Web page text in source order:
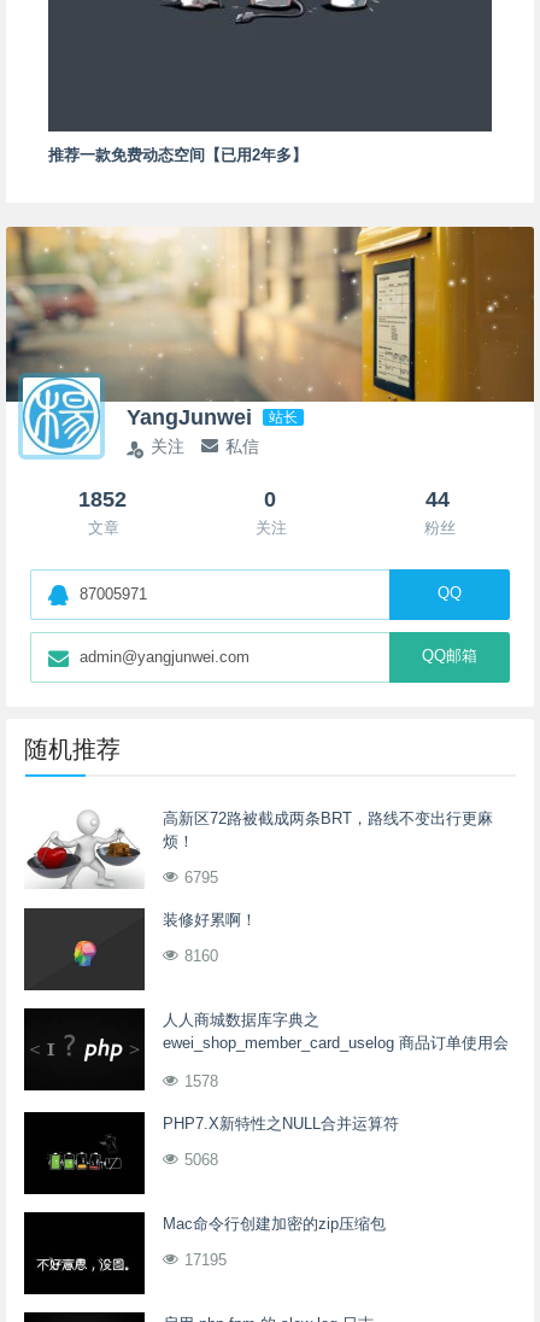
推荐一款免费动态空间【已用2年多】
YangJunwei 站长
关注 私信
1852
文章
0
关注
44
粉丝
87005971 QQ
admin@yangjunwei.com QQ邮箱
随机推荐
高新区72路被截成两条BRT，路线不变出行更麻
烦！
6795
装修好累啊！
8160
人人商城数据库字典之
ewei_shop_member_card_uselog 商品订单使用会
1578
PHP7.X新特性之NULL合并运算符
5068
Mac命令行创建加密的zip压缩包
17195